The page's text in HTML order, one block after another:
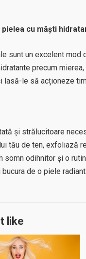
pielea cu măști
sunt un excelent mod
precum
lasă-le să acționeze
și strălucitoare
tău de ten, exfoliază
somn odihnitor și o
de o piele
like